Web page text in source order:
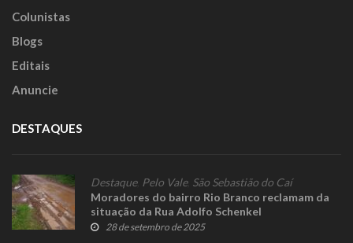
Colunistas
Blogs
Editais
Anuncie
DESTAQUES
Destaque, Pelo Vale, São Sebastião do Caí
Moradores do bairro Rio Branco reclamam da
situação da Rua Adolfo Schenkel
28 de setembro de 2025